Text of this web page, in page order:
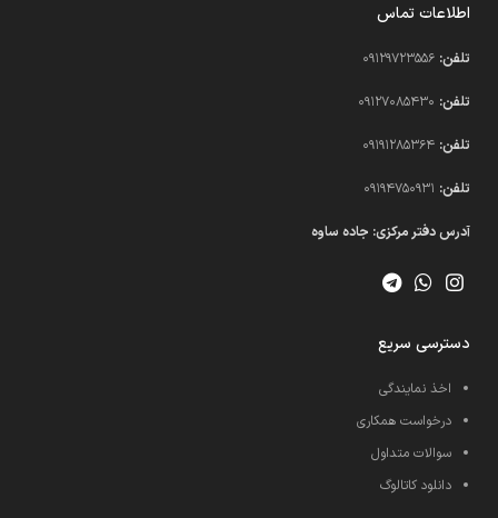
اطلاعات تماس
تلفن: 09129723556
تلفن:
تلفن: 09191285364
تلفن:
آدرس دفتر مرکزی: جاده ساوه
دسترسی سریع
اخذ نمایندگی
درخواست همکاری
سوالات متداول
دانلود کاتالوگ